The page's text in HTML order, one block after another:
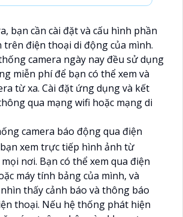
bạn cần cài đặt và cấu hình phần
trên điện thoại di động của mình.
camera ngày nay đều sử dụng
miễn phí để bạn có thể xem và
từ xa. Cài đặt ứng dụng và kết
qua mạng wifi hoặc mạng di
camera báo động qua điện
xem trực tiếp hình ảnh từ
nơi. Bạn có thể xem qua điện
máy tính bảng của mình, và
thấy cảnh báo và thông báo
thoại. Nếu hệ thống phát hiện